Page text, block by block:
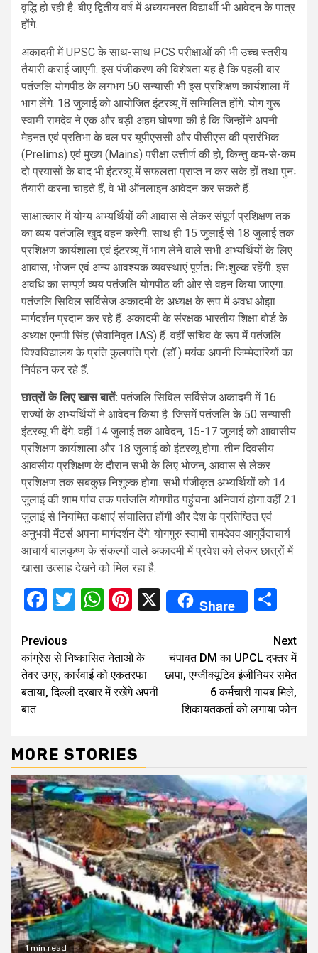
वृद्धि हो रही है. बीए द्वितीय वर्ष में अध्ययनरत विद्यार्थी भी आवेदन के पात्र
होंगे.
अकादमी में UPSC के साथ-साथ PCS परीक्षाओं की भी उच्च स्तरीय
तैयारी कराई जाएगी. इस पंजीकरण की विशेषता यह है कि पहली बार
पतंजलि योगपीठ के लगभग 50 सन्यासी भी इस प्रशिक्षण कार्यशाला में
भाग लेंगे. 18 जुलाई को आयोजित इंटरव्यू में सम्मिलित होंगे. योग गुरू
स्वामी रामदेव ने एक और बड़ी अहम घोषणा की है कि जिन्होंने अपनी
मेहनत एवं प्रतिभा के बल पर यूपीएससी और पीसीएस की प्रारंभिक
(Prelims) एवं मुख्य (Mains) परीक्षा उत्तीर्ण की हो, किन्तु कम-से-कम
दो प्रयासों के बाद भी इंटरव्यू में सफलता प्राप्त न कर सके हों तथा पुनः
तैयारी करना चाहते हैं, वे भी ऑनलाइन आवेदन कर सकते हैं.
साक्षात्कार में योग्य अभ्यर्थियों की आवास से लेकर संपूर्ण प्रशिक्षण तक
का व्यय पतंजलि खुद वहन करेगी. साथ ही 15 जुलाई से 18 जुलाई तक
प्रशिक्षण कार्यशाला एवं इंटरव्यू में भाग लेने वाले सभी अभ्यर्थियों के लिए
आवास, भोजन एवं अन्य आवश्यक व्यवस्थाएं पूर्णतः निःशुल्क रहेंगी. इस
अवधि का सम्पूर्ण व्यय पतंजलि योगपीठ की ओर से वहन किया जाएगा.
पतंजलि सिविल सर्विसेज अकादमी के अध्यक्ष के रूप में अवध ओझा
मार्गदर्शन प्रदान कर रहे हैं. अकादमी के संरक्षक भारतीय शिक्षा बोर्ड के
अध्यक्ष एनपी सिंह (सेवानिवृत IAS) हैं. वहीं सचिव के रूप में पतंजलि
विश्वविद्यालय के प्रति कुलपति प्रो. (डॉ.) मयंक अपनी जिम्मेदारियों का
निर्वहन कर रहे हैं.
छात्रों के लिए खास बातें: पतंजलि सिविल सर्विसेज अकादमी में 16
राज्यों के अभ्यर्थियों ने आवेदन किया है. जिसमें पतंजलि के 50 सन्यासी
इंटरव्यू भी देंगे. वहीं 14 जुलाई तक आवेदन, 15-17 जुलाई को आवासीय
प्रशिक्षण कार्यशाला और 18 जुलाई को इंटरव्यू होगा. तीन दिवसीय
आवसीय प्रशिक्षण के दौरान सभी के लिए भोजन, आवास से लेकर
प्रशिक्षण तक सबकुछ निशुल्क होगा. सभी पंजीकृत अभ्यर्थियों को 14
जुलाई की शाम पांच तक पतंजलि योगपीठ पहुंचना अनिवार्य होगा.वहीं 21
जुलाई से नियमित कक्षाएं संचालित होंगी और देश के प्रतिष्ठित एवं
अनुभवी मेंटर्स अपना मार्गदर्शन देंगे. योगगुरु स्वामी रामदेवव आयुर्वेदाचार्य
आचार्य बालकृष्ण के संकल्पों वाले अकादमी में प्रवेश को लेकर छात्रों में
खासा उत्साह देखने को मिल रहा है.
Facebook
Twitter
WhatsApp
Pinterest
X Share
Continue
Reading
Previous
कांग्रेस से निष्कासित नेताओं के
तेवर उग्र, कार्रवाई को एकतरफा
बताया, दिल्ली दरबार में रखेंगे अपनी
बात
Next
चंपावत DM का UPCL दफ्तर में
छापा, एग्जीक्यूटिव इंजीनियर समेत
6 कर्मचारी गायब मिले,
शिकायतकर्ता को लगाया फोन
MORE STORIES
1 min read